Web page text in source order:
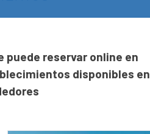
reservar online en
disponibles en